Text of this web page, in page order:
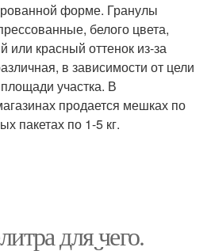
форме. Гранулы
белого цвета,
или красный оттенок из-за
в зависимости от цели
участка. В
продается мешках по
пакетах по 1-5 кг.
для чего.